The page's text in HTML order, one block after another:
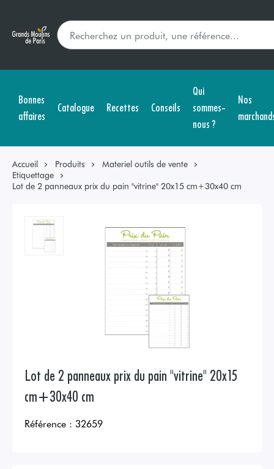
Bonnes
affaires
Catalogue Recettes Conseils
Qui
sommes-
nous ?
Nos
Accueil Produits
Materiel outils de vente
Etiquettage
Lot de 2 panneaux prix du pain "vitrine" 20x15 cm+30x40 cm
Lot de 2 panneaux prix du pain "vitrine" 20x15
cm+30x40 cm
Référence : 32659